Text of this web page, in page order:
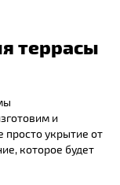
террасы
и
просто укрытие от
которое будет